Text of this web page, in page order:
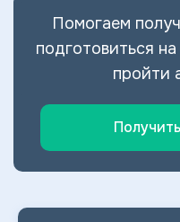
Помогаем
подготовиться
пройти